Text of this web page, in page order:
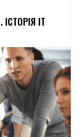
ІСТОРІЯ IT